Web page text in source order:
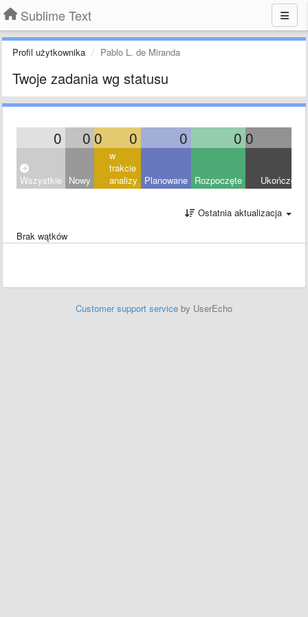
Sublime Text
Profil użytkownika Pablo L. de Miranda
Twoje zadania wg statusu
0 0 0 0 0 0 0
Wszystkie Nowy
w
trakcie
analizy
Planowane Rozpoczęte Ukończony
Ostatnia aktualizacja
Brak wątków
Customer support service by UserEcho